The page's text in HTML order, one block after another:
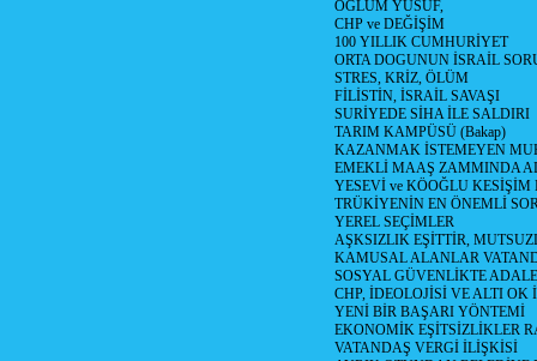
OĞLUM YUSUF,
CHP ve DEĞİŞİM
100 YILLIK CUMHURİYET
ORTA DOGUNUN İSRAİL
STRES, KRİZ, ÖLÜM
FİLİSTİN, İSRAİL SAVAŞI
SURİYEDE SİHA İLE SALDIRI
TARIM KAMPÜSÜ (Bakap)
KAZANMAK İSTEMEYEN
EMEKLİ MAAŞ ZAMMINDA
YESEVİ ve KÖOĞLU
TRÜKİYENİN EN ÖNEMLİ
YEREL SEÇİMLER
AŞKSIZLIK EŞİTTİR,
KAMUSAL ALANLAR
SOSYAL GÜVENLİKTE
CHP, İDEOLOJİSİ VE ALTI OK
YENİ BİR BAŞARI YÖNTEMİ
EKONOMİK EŞİTSİZLİKLER
VATANDAŞ VERGİ İLİŞKİSİ